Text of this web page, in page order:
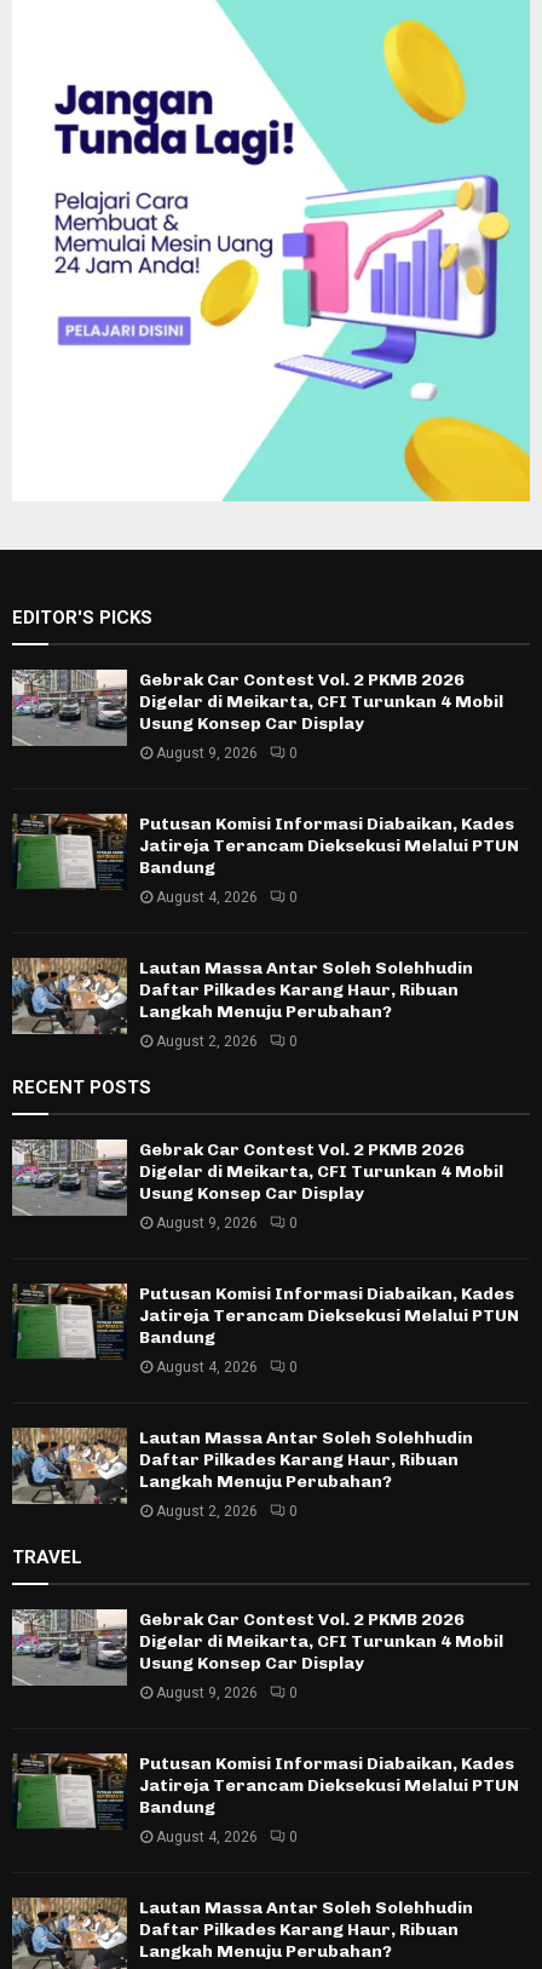
EDITOR'S PICKS
Gebrak Car Contest Vol. 2 PKMB 2026
Digelar di Meikarta, CFI Turunkan 4 Mobil
Usung Konsep Car Display
August 9, 2026 0
Putusan Komisi Informasi Diabaikan, Kades
Jatireja Terancam Dieksekusi Melalui PTUN
Bandung
August 4, 2026 0
Lautan Massa Antar Soleh Solehhudin
Daftar Pilkades Karang Haur, Ribuan
Langkah Menuju Perubahan?
August 2, 2026 0
RECENT POSTS
Gebrak Car Contest Vol. 2 PKMB 2026
Digelar di Meikarta, CFI Turunkan 4 Mobil
Usung Konsep Car Display
August 9, 2026 0
Putusan Komisi Informasi Diabaikan, Kades
Jatireja Terancam Dieksekusi Melalui PTUN
Bandung
August 4, 2026 0
Lautan Massa Antar Soleh Solehhudin
Daftar Pilkades Karang Haur, Ribuan
Langkah Menuju Perubahan?
August 2, 2026 0
TRAVEL
Gebrak Car Contest Vol. 2 PKMB 2026
Digelar di Meikarta, CFI Turunkan 4 Mobil
Usung Konsep Car Display
August 9, 2026 0
Putusan Komisi Informasi Diabaikan, Kades
Jatireja Terancam Dieksekusi Melalui PTUN
Bandung
August 4, 2026 0
Lautan Massa Antar Soleh Solehhudin
Daftar Pilkades Karang Haur, Ribuan
Langkah Menuju Perubahan?